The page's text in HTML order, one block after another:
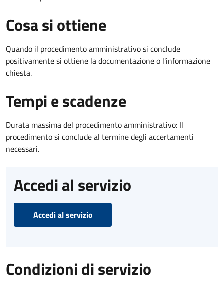
Cosa si ottiene
Quando il procedimento amministrativo si conclude
positivamente si ottiene la documentazione o l'informazione
chiesta.
Tempi e scadenze
Durata massima del procedimento amministrativo: Il
procedimento si conclude al termine degli accertamenti
necessari.
Accedi al servizio
Accedi al servizio
Condizioni di servizio